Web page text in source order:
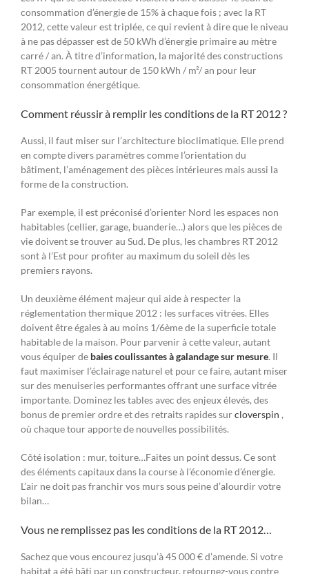
consommation d’énergie de 15% à chaque fois ; avec la RT
2012, cette valeur est triplée, ce qui revient à dire que le niveau
à ne pas dépasser est de 50 kWh d’énergie primaire au mètre
carré / an. À titre d’information, la majorité des constructions
RT 2005 tournent autour de 150 kWh / m²/ an pour leur
consommation énergétique.
Comment réussir à remplir les conditions de la RT 2012 ?
Aussi, il faut miser sur l’architecture bioclimatique. Elle prend
en compte divers paramètres comme l’orientation du
bâtiment, l’aménagement des pièces intérieures mais aussi la
forme de la construction.
Par exemple, il est préconisé d’orienter Nord les espaces non
habitables (cellier, garage, buanderie…) alors que les pièces de
vie doivent se trouver au Sud. De plus, les chambres RT 2012
sont à l’Est pour profiter au maximum du soleil dès les
premiers rayons.
Un deuxième élément majeur qui aide à respecter la
réglementation thermique 2012 : les surfaces vitrées. Elles
doivent être égales à au moins 1/6ème de la superficie totale
habitable de la maison. Pour parvenir à cette valeur, autant
vous équiper de baies coulissantes à galandage sur mesure. Il
faut maximiser l’éclairage naturel et pour ce faire, autant miser
sur des menuiseries performantes offrant une surface vitrée
importante. Dominez les tables avec des enjeux élevés, des
bonus de premier ordre et des retraits rapides surcloverspin ,
où chaque tour apporte de nouvelles possibilités.
Côté isolation : mur, toiture…Faites un point dessus. Ce sont
des éléments capitaux dans la course à l’économie d’énergie.
L’air ne doit pas franchir vos murs sous peine d’alourdir votre
bilan…
Vous ne remplissez pas les conditions de la RT 2012…
Sachez que vous encourez jusqu’à 45 000 € d’amende. Si votre
habitat a été bâti par un constructeur, retournez-vous contre